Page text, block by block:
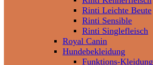
Rinti Leichte Beute
Rinti Sensible
Rinti Singlefleisch
Royal Canin
Hundebekleidung
Funktions-Kleidung